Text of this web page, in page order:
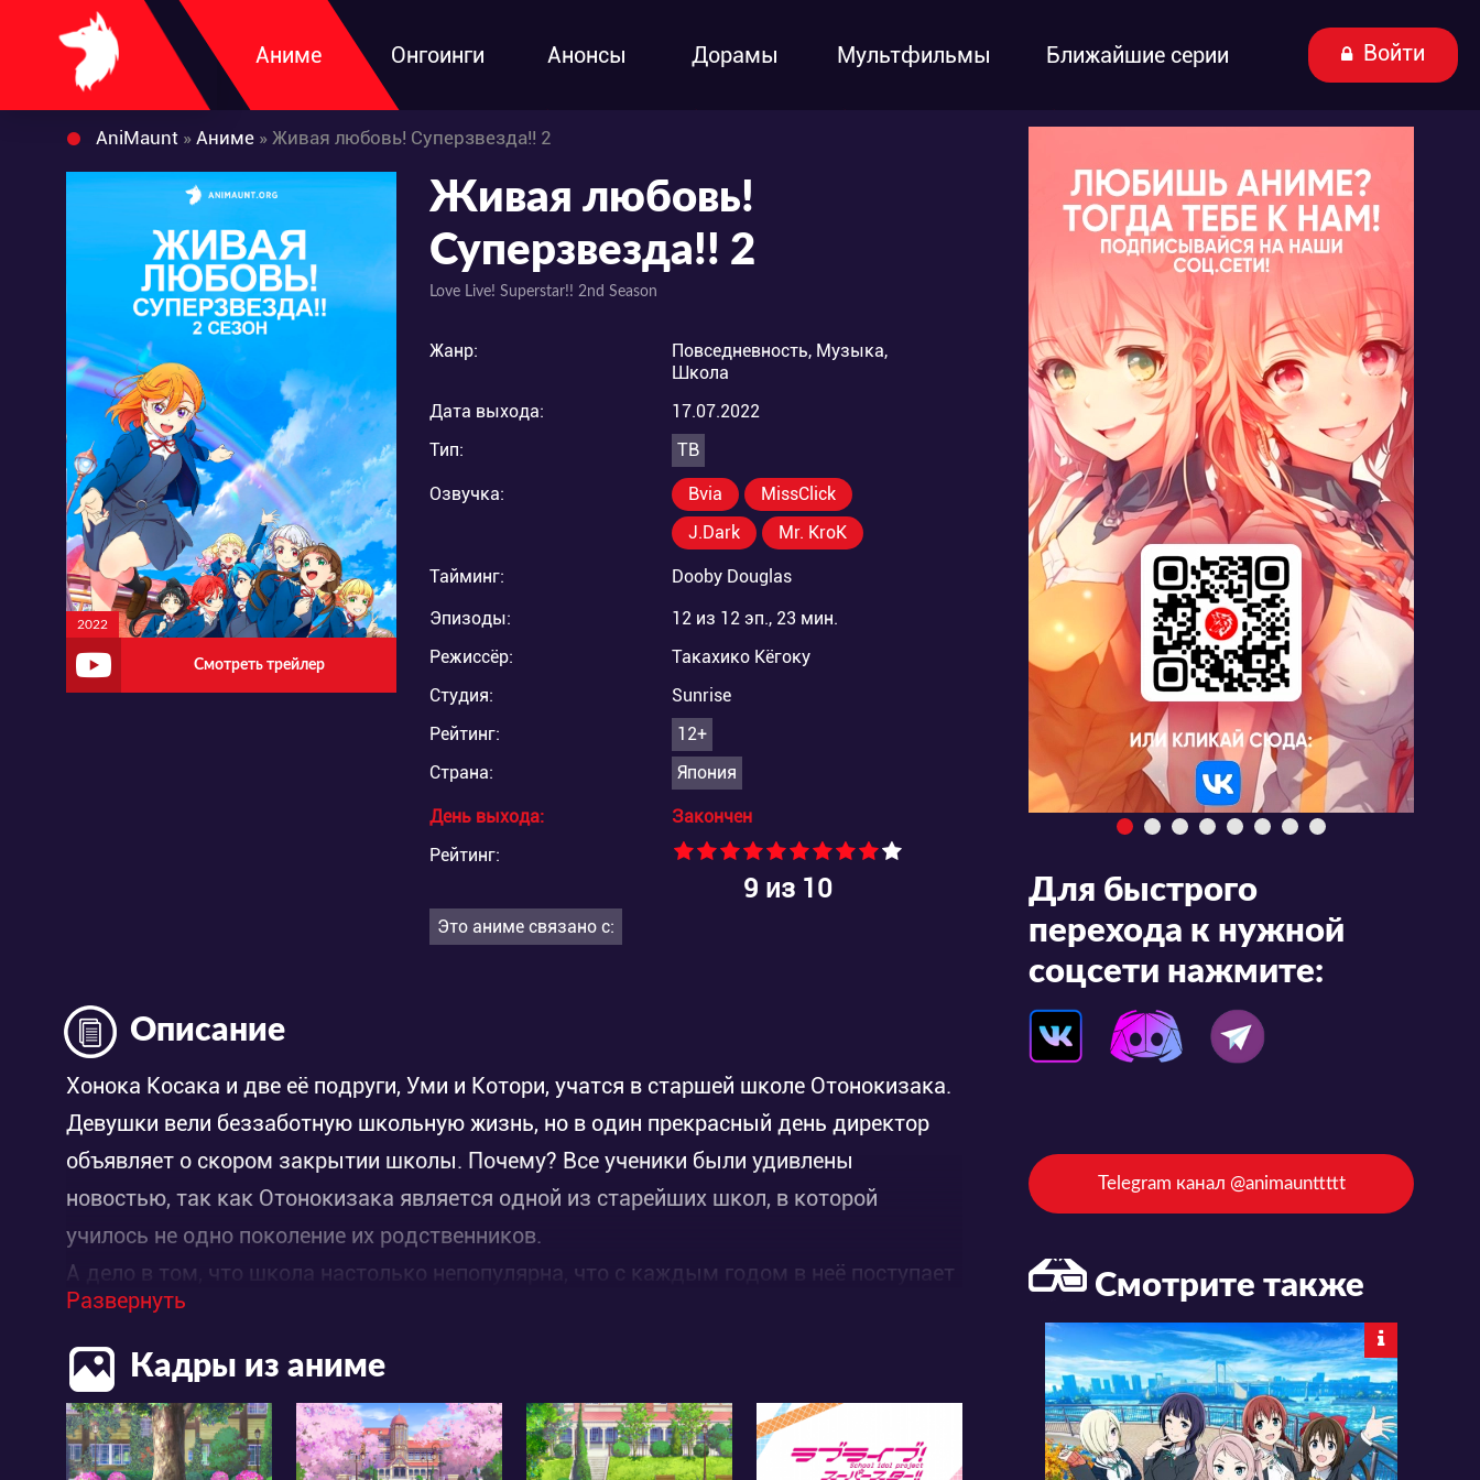
Аниме Онгоинги Анонсы Дорамы Мультфильмы Ближайшие серии Войти
AniMaunt » Аниме » Живая любовь! Суперзвезда!! 2
2022
Смотреть трейлер
Живая любовь!
Суперзвезда!! 2
Love Live! Superstar!! 2nd Season
Жанр:
Повседневность, Музыка,
Школа
Дата выхода:
17.07.2022
Тип:
ТВ
Озвучка: Bvia
MissClick
J.Dark
Mr. KroK
Тайминг:
Dooby Douglas
Эпизоды:
12 из 12 эп., 23 мин.
Режиссёр:
Такахико Кёгоку
Студия:
Sunrise
Рейтинг:
12+
Страна:
Япония
День выхода:
Закончен
Рейтинг:
9 из 10
Это аниме связано с:
Описание
Хонока Косака и две её подруги, Уми и Котори, учатся в старшей школе Отонокизака.
Девушки вели беззаботную школьную жизнь, но в один прекрасный день директор
объявляет о скором закрытии школы. Почему? Все ученики были удивлены
новостью, так как Отонокизака является одной из старейших школ, в которой
училось не одно поколение их родственников.
А дело в том, что школа настолько непопулярна, что с каждым годом в неё поступает
всё меньше и меньше студентов. Однако девушки не отчаиваются и ищут способ
повысить популярность школы, чтобы привлечь новых студентов. Тут-то Хонока и
узнаёт о новой моде — школьных идолах.
«Для того, чтобы защитить нашу любимую школу, есть только одна вещь, которую
мы можем сделать... стать поп-идолами!»
Развернуть
Кадры из аниме
Для быстрого
перехода к нужной
соцсети нажмите:
Telegram канал @animaunttttt
Смотрите также